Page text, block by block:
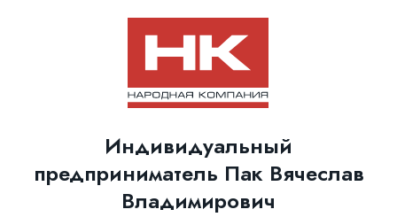
Индивидуальный
предприниматель Пак Вячеслав
Владимирович